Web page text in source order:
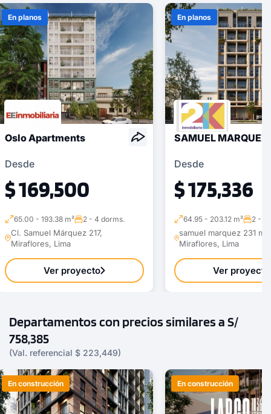
En planos
Oslo Apartments
Desde
$ 169,500
65.00 - 193.38 m² 2 - 4 dorms.
Cl. Samuel Márquez 217,
Miraflores, Lima
Ver proyecto
En planos
SAMUEL MARQUEZ
Desde
$ 175,336
64.95 - 203.12 m² 2 - 3
samuel marquez 231
Miraflores, Lima
Ver proyecto
Departamentos con precios similares a S/
758,385
(Val. referencial $ 223,449)
En construcción En construcción